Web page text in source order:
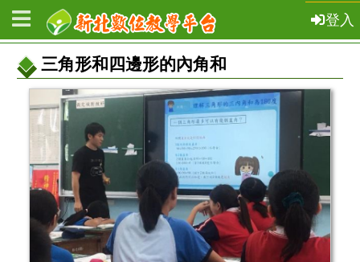
登入
三角形和四邊形的內角和
教
案
本
訊